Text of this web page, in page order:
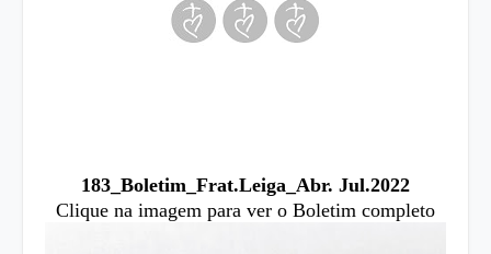
183_Boletim_Frat.Leiga_Abr. Jul.2022
Clique na imagem para ver o Boletim completo